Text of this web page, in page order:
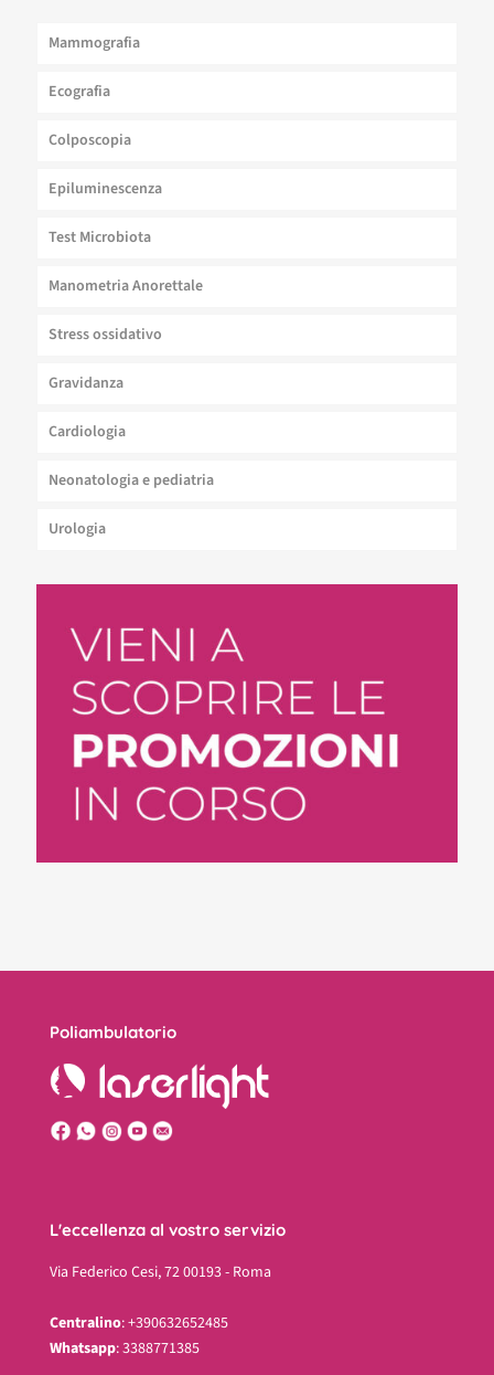
Mammografia
Ecografia
Colposcopia
Epiluminescenza
Test Microbiota
Manometria Anorettale
Stress ossidativo
Gravidanza
Cardiologia
Neonatologia e pediatria
Urologia
Poliambulatorio
L'eccellenza al vostro servizio
Via Federico Cesi, 72 00193 - Roma
Centralino: +390632652485
Whatsapp: 3388771385